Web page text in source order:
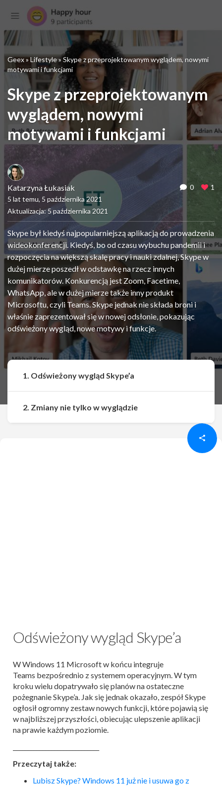
Geex»Lifestyle» Skype z przeprojektowanym wyglądem, nowymi
motywami i funkcjami
Skype z przeprojektowanym
wyglądem, nowymi
motywami i funkcjami
Katarzyna Łukasiak
5 lat temu, 5 października 2021
Aktualizacja: 5 października 2021
0 1
Skype był kiedyś najpopularniejszą aplikacją do prowadzenia
wideokonferencji. Kiedyś, bo od czasu wybuchu pandemii i
rozpoczęcia na większą skalę pracy i nauki zdalnej, Skype w
dużej mierze poszedł w odstawkę na rzecz innych
komunikatorów. Konkurencją jest Zoom, Facetime,
WhatsApp, ale w dużej mierze także inny produkt
Microsoftu, czyli Teams. Skype jednak nie składa broni i
właśnie zaprezentował się w nowej odsłonie, pokazując
odświeżony wygląd, nowe motywy i funkcje.
Udostępnij
Odświeżony wygląd Skype’a
W Windows 11 Microsoft w końcu integruje
Teams bezpośrednio z systemem operacyjnym. W tym
kroku wielu dopatrywało się planów na ostateczne
pożegnanie Skype’a. Jak się jednak okazało, zespół Skype
ogłosił ogromny zestaw nowych funkcji, które pojawią się
w najbliższej przyszłości, obiecując ulepszenie aplikacji
na prawie każdym poziomie.
Przeczytaj także:
Lubisz Skype? Windows 11 już nie i usuwa go z
1. Odświeżony wygląd Skype’a
2. Zmiany nie tylko w wyglądzie